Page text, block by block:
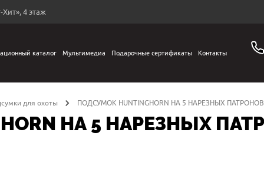
4 этаж
каталог Мультимедиа Подарочные сертификаты Контакты
для охоты ПОДСУМОК HUNTINGHORN НА 5 НАРЕЗНЫХ
НА 5 НАРЕЗНЫХ